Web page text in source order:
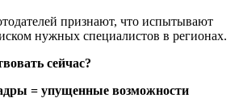
признают, что испытывают
нужных специалистов в регионах.
сейчас?
= упущенные возможности